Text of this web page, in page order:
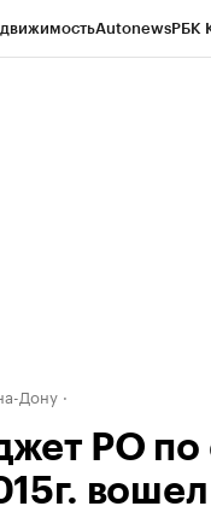
AutonewsРБК
Дону
РО по